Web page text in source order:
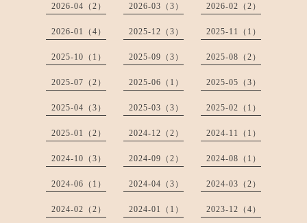
2026-04（2） 2026-03（3） 2026-02（2）
2026-01（4） 2025-12（3） 2025-11（1）
2025-10（1） 2025-09（3） 2025-08（2）
2025-07（2） 2025-06（1） 2025-05（3）
2025-04（3） 2025-03（3） 2025-02（1）
2025-01（2） 2024-12（2） 2024-11（1）
2024-10（3） 2024-09（2） 2024-08（1）
2024-06（1） 2024-04（3） 2024-03（2）
2024-02（2） 2024-01（1） 2023-12（4）